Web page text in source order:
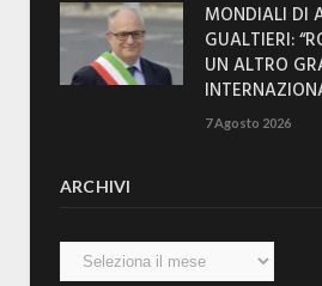
MONDIALI DI
GUALTIERI:
UN ALTRO
7 Agosto 2026
ARCHIVI
Archivi